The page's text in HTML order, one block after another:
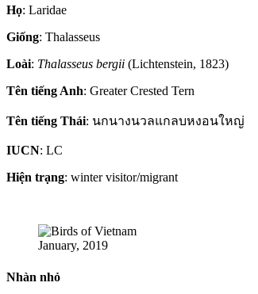
Họ: Laridae
Giống: Thalasseus
Loài: Thalasseus bergii (Lichtenstein, 1823)
Tên tiếng Anh: Greater Crested Tern
Tên tiếng Thái: นกนางนวลแกลบหงอนใหญ่
IUCN: LC
Hiện trạng: winter visitor/migrant
January, 2019
Nhàn nhỏ